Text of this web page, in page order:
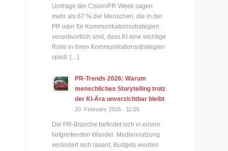
Umfrage der Cision/PR Week sagen
mehr als 67 % der Menschen, die in der
PR oder für Kommunikationsstrategien
verantwortlich sind, dass KI eine wichtige
Rolle in ihren Kommunikationsstrategien
spielt. […]
PR-Trends 2026: Warum
menschliches Storytelling trotz
der KI-Ära unverzichtbar bleibt
20. February 2026 - 11:05
Die PR-Branche befindet sich in einem
tiefgreifenden Wandel. Mediennutzung
verändert sich rasant, Budgets werden